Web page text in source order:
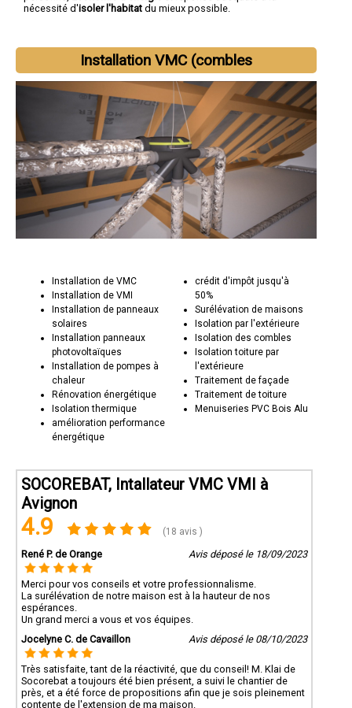
nécessité d'isoler l'habitat du mieux possible.
Installation VMC (combles
Installation de VMC
Installation de VMI
Installation de panneaux
solaires
Installation panneaux
photovoltaïques
Installation de pompes à
chaleur
Rénovation énergétique
Isolation thermique
amélioration performance
énergétique
crédit d'impôt jusqu'à
50%
Surélévation de maisons
Isolation par l'extérieure
Isolation des combles
Isolation toiture par
l'extérieure
Traitement de façade
Traitement de toiture
Menuiseries PVC Bois Alu
SOCOREBAT, Intallateur VMC VMI à
Avignon
4.9 (18 avis )
René P. de Orange Avis déposé le 18/09/2023
Merci pour vos conseils et votre professionnalisme.
La surélévation de notre maison est à la hauteur de nos
espérances.
Un grand merci a vous et vos équipes.
Jocelyne C. de Cavaillon
Avis déposé le 08/10/2023
Très satisfaite, tant de la réactivité, que du conseil! M. Klai de
Socorebat a toujours été bien présent, a suivi le chantier de
près, et a été force de propositions afin que je sois pleinement
contente de l'extension de ma maison.